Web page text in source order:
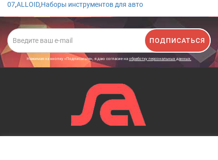
07,ALLOID,Наборы инструментов для авто
ПОДПИСАТЬСЯ
Нажимая на кнопку «Подписаться», я даю cогласие на обработку персональных данных.